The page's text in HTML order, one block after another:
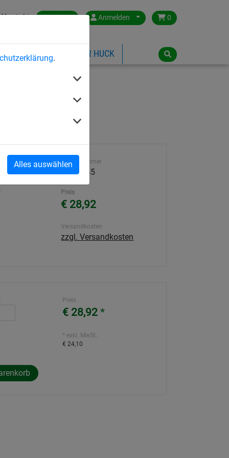
.
Alles auswählen
Kontakt Austria Anmelden 0
ÜBER HUCK
Artikelnummer
2460-045
Preis
€ 28,92
Versandkosten
zzgl. Versandkosten
Preis
€ 28,92 *
* exkl. MwSt.:
€ 24,10